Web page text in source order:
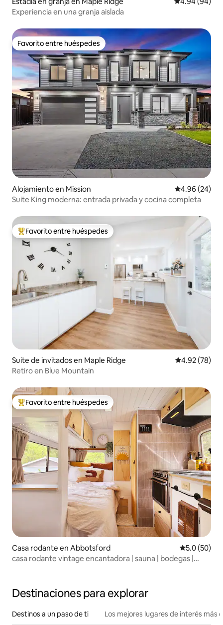
Experiencia en una granja aislada
Favorito entre huéspedes
Favorito entre huéspedes
Alojamiento en Mission Calificación
4.96 (24)
Suite King moderna: entrada privada y cocina completa
Favorito entre huéspedes preferido
Favorito entre huéspedes
Suite de invitados en Maple Ridge Calificación
4.92 (78)
Retiro en Blue Mountain
Favorito entre huéspedes preferido
Favorito entre huéspedes
Casa rodante en Abbotsford Calificación
5.0 (50)
casa rodante vintage encantadora | sauna | bodegas |
Destinaciones para explorar
Destinos a un paso de ti Los mejores lugares de interés más